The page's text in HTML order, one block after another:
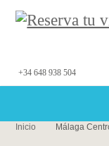
+34 648 938 504
Inicio Málaga